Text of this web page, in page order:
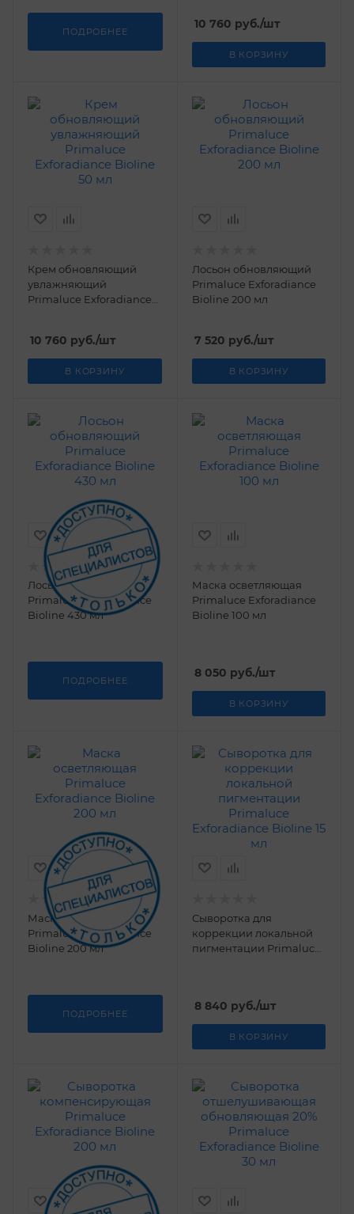
мл
ПОДРОБНЕЕ
10 760 руб./шт
В КОРЗИНУ
Крем обновляющий
увлажняющий
Primaluce Exforadiance
10 760 руб./шт
В КОРЗИНУ
Лосьон обновляющий
Primaluce Exforadiance
Bioline 200 мл
7 520 руб./шт
В КОРЗИНУ
Лосьон обновляющий
Primaluce Exforadiance
Bioline 430 мл
ПОДРОБНЕЕ
Маска осветляющая
Primaluce Exforadiance
Bioline 100 мл
8 050 руб./шт
В КОРЗИНУ
Маска осветляющая
Primaluce Exforadiance
Bioline 200 мл
ПОДРОБНЕЕ
Сыворотка для
коррекции локальной
пигментации Primaluce
8 840 руб./шт
В КОРЗИНУ